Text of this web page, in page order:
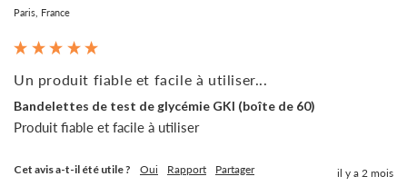
Paris, France
Un produit fiable et facile à utiliser...
Bandelettes de test de glycémie GKI (boîte de 60)
Produit fiable et facile à utiliser
Cet avis a-t-il été utile ? Oui Rapport Partager il y a 2 mois